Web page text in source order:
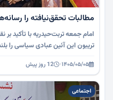
مطالبات تحقق‌نیافته را
امام جمعه تربت‌حیدریه با تأکید
تریبون این آئین عبادی سیاسی را
۱۴۰۵/۰۵/۰۵· 12 روز پیش
اجتماعی